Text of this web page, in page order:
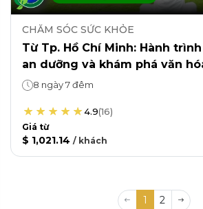
CHĂM SÓC SỨC KHỎE
Từ Tp. Hồ Chí Minh: Hành
an dưỡng và khám phá văn
8 ngày 7 đêm
4.9(16)
Giá từ
$ 1,021.14 / khách
1 2